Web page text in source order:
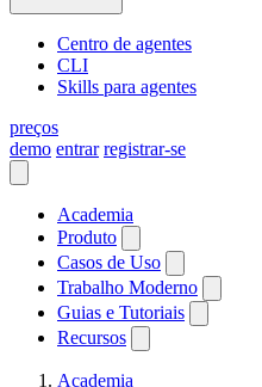
Centro de agentes
CLI
Skills para agentes
preços
demo entrar registrar-se
Academia
Produto
Casos de Uso
Trabalho Moderno
Guias e Tutoriais
Recursos
Academia